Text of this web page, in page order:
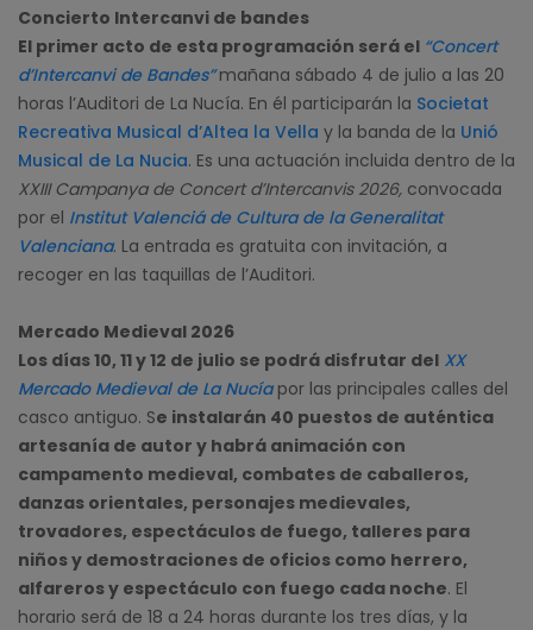
Concierto Intercanvi de bandes
El primer acto de esta programación será el “Concert
d’Intercanvi de Bandes” mañana sábado 4 de julio a las 20
horas l’Auditori de La Nucía. En él participarán la Societat
Recreativa Musical d’Altea la Vella y la banda de la Unió
Musical de La Nucia. Es una actuación incluida dentro de la
XXIII Campanya de Concert d’Intercanvis 2026, convocada
por el Institut Valenciá de Cultura de la Generalitat
Valenciana. La entrada es gratuita con invitación, a
recoger en las taquillas de l’Auditori.
Mercado Medieval 2026
Los días 10, 11 y 12 de julio se podrá disfrutar del XX
Mercado Medieval de La Nucía por las principales calles del
casco antiguo. Se instalarán 40 puestos de auténtica
artesanía de autor y habrá animación con
campamento medieval, combates de caballeros,
danzas orientales, personajes medievales,
trovadores, espectáculos de fuego, talleres para
niños y demostraciones de oficios como herrero,
alfareros y espectáculo con fuego cada noche. El
horario será de 18 a 24 horas durante los tres días, y la